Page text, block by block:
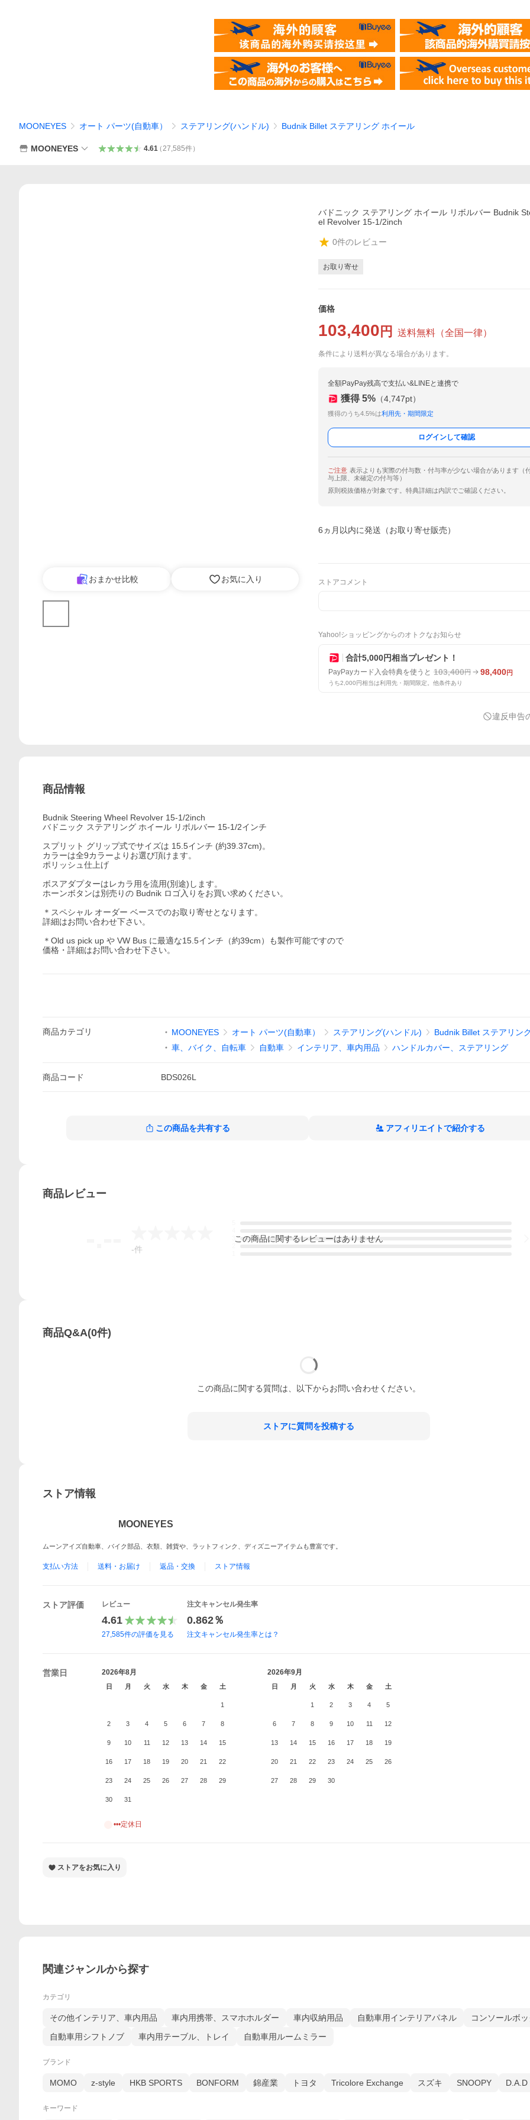
MOONEYES オート パーツ(自動車） ステアリング(ハンドル) Budnik Billet ステアリング ホイール
MOONEYES 4.61（27,585件）
おまかせ比較 お気に入り
バドニック ステアリング ホイール リボルバー Budnik
el Revolver 15-1/2inch
0件のレビュー
お取り寄せ
価格
103,400 円 送料無料 （全国一律）
条件により送料が異なる場合があります。
全額PayPay残高で支払い&LINEと連携で
獲得 5% （4,747pt）
獲得のうち4.5%は利用先・期間限定
ログインして確認
ご注意 表示よりも実際の付与数・付与率が少ない場合があります（
与上限、未確定の付与等）
原則税抜価格が対象です。特典詳細は内訳でご確認ください。
6ヵ月以内に発送（お取り寄せ販売）
ストアコメント
Yahoo!ショッピングからのオトクなお知らせ
合計5,000円相当プレゼント！
PayPayカード入会特典を使うと 103,400円 98,400円
うち2,000円相当は利用先・期間限定。他条件あり
違反申告
商品情報
Budnik Steering Wheel Revolver 15-1/2inch
バドニック ステアリング ホイール リボルバー 15-1/2インチ
スプリット グリップ式でサイズは 15.5インチ (約39.37cm)。
カラーは全9カラーよりお選び頂けます。
ポリッシュ仕上げ
ボスアダプターはレカラ用を流用(別途)します。
ホーンボタンは別売りの Budnik ロゴ入りをお買い求めください。
＊スペシャル オーダー ベースでのお取り寄せとなります。
詳細はお問い合わせ下さい。
＊Old us pick up や VW Bus に最適な15.5インチ（約39cm）も製作可能ですので
価格・詳細はお問い合わせ下さい。
商品カテゴリ MOONEYES オート パーツ(自動車） ステアリング(ハンドル)
Budnik Billet ステアリン
車、バイク、自転車
自動車 インテリア、車内用品 ハンドルカバー、ステアリング
商品コード BDS026L
この商品を共有する アフィリエイトで紹介する
商品レビュー
-件
この商品に関するレビューはありません
商品Q&A(0件)
この商品に関する質問は、以下からお問い合わせください。
ストアに質問を投稿する
ストア情報
MOONEYES
ムーンアイズ自動車、バイク部品、衣類、雑貨や、ラットフィンク、ディズニーアイテムも豊富です。
支払い方法 送料・お届け 返品・交換 ストア情報
ストア評価 レビュー
4.61
27,585件の評価を見る
注文キャンセル発生率
0.862％
注文キャンセル発生率とは？
営業日 2026年8月
日 月 火 水 木 金 土
1
2 3 4 5 6 7 8
9 10 11 12 13 14 15
16 17 18 19 20 21 22
23 24 25 26 27 28 29
30 31
2026年9月
日 月 火 水 木 金 土
1 2 3 4 5
6 7 8 9 10 11 12
13 14 15 16 17 18 19
20 21 22 23 24 25 26
27 28 29 30
•••定休日
ストアをお気に入り
関連ジャンルから探す
カテゴリ
その他インテリア、車内用品 車内用携帯、スマホホルダー 車内収納用品 自動車用インテリアパネル コンソールボッ
自動車用シフトノブ
車内用テーブル、トレイ 自動車用ルームミラー
ブランド
MOMO z-style HKB SPORTS BONFORM 錦産業 トヨタ Tricolore Exchange スズキ SNOOPY D.A.D
キーワード